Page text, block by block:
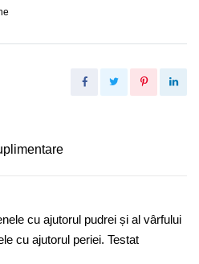
cu ajutorul pudrei și al vârfului
cu ajutorul periei. Testat